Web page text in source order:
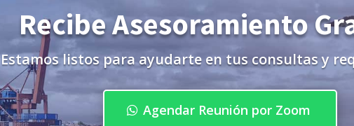
Recibe Asesoramiento
Estamos listos para ayudarte en tus consultas y
Agendar Reunión por Zoom